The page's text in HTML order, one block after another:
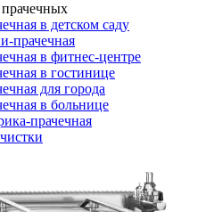
в детском саду
прачечная
в фитнес-центре
в гостинице
для города
в больнице
прачечная